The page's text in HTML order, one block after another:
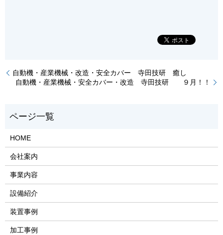
自動機・産業機械・改造・安全カバー 寺田技研 癒し
自動機・産業機械・安全カバー・改造 寺田技研 ９月！！
HOME
会社案内
事業内容
設備紹介
装置事例
加工事例